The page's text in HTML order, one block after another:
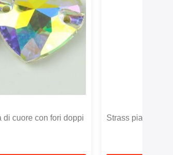
di cuore con fori doppi
Strass piatto a